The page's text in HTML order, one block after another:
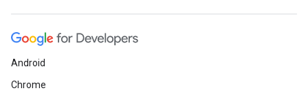
Android
Chrome